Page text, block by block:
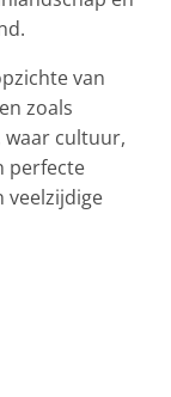
van
zoals
waar cultuur,
perfecte
veelzijdige